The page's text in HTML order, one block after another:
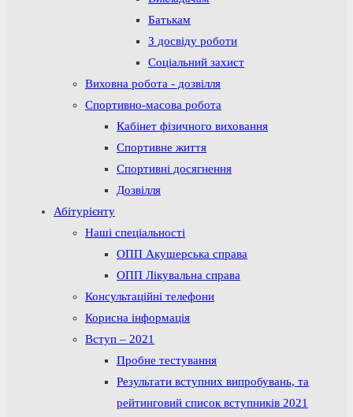
Батькам
З досвіду роботи
Соціальний захист
Виховна робота - дозвілля
Спортивно-масова робота
Кабінет фізичного виховання
Спортивне життя
Спортивні досягнення
Дозвілля
Абітурієнту
Наші спеціальності
ОПП Акушерська справа
ОПП Лікувальна справа
Консультаційні телефони
Корисна інформація
Вступ – 2021
Пробне тестування
Результати вступних випробувань, та
рейтинговий список вступників 2021